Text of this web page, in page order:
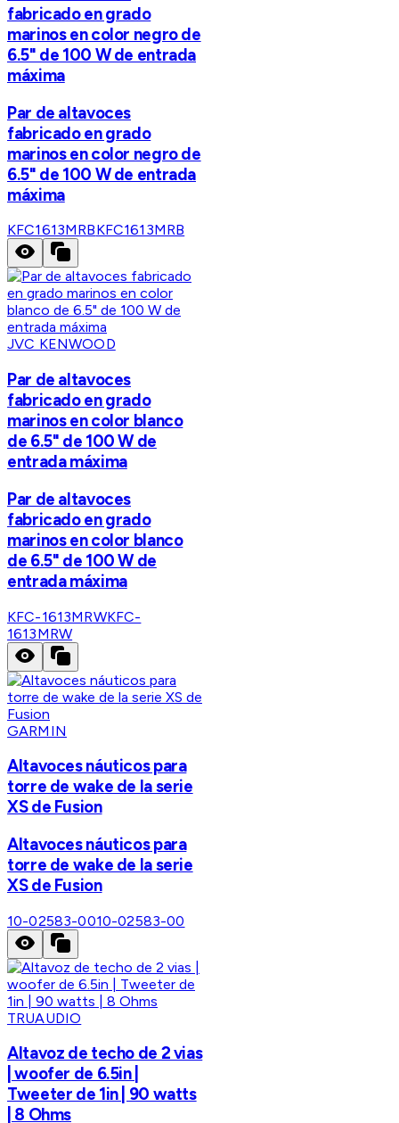
fabricado en grado
marinos en color negro de
6.5" de 100 W de entrada
máxima
Par de altavoces
fabricado en grado
marinos en color negro de
6.5" de 100 W de entrada
máxima
KFC1613MRBKFC1613MRB
JVC KENWOOD
Par de altavoces
fabricado en grado
marinos en color blanco
de 6.5" de 100 W de
entrada máxima
Par de altavoces
fabricado en grado
marinos en color blanco
de 6.5" de 100 W de
entrada máxima
KFC-1613MRWKFC-
1613MRW
GARMIN
Altavoces náuticos para
torre de wake de la serie
XS de Fusion
Altavoces náuticos para
torre de wake de la serie
XS de Fusion
10-02583-0010-02583-00
TRUAUDIO
Altavoz de techo de 2 vias
| woofer de 6.5in |
Tweeter de 1in | 90 watts
| 8 Ohms